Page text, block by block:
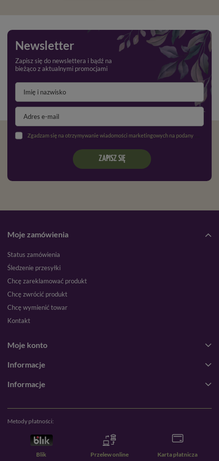
Newsletter
Zapisz się do newslettera i bądź na
bieżąco z aktualnymi promocjami
Zgadzam się na otrzymywanie wiadomości marketingowych na podany adres e-mail oraz przetwarzanie danych osobowych zgodnie z
ZAPISZ SIĘ
Moje zamówienia
Status zamówienia
Śledzenie przesyłki
Chcę zareklamować produkt
Chcę zwrócić produkt
Chcę wymienić towar
Kontakt
Moje konto
Informacje
Informacje
Metody płatności:
Blik Przelew online Karta płatnicza